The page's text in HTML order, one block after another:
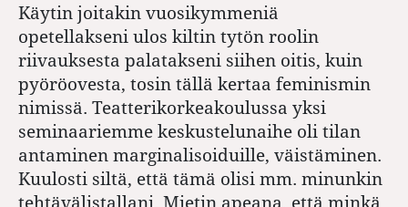
Käytin joitakin vuosikymmeniä
opetellakseni ulos kiltin tytön roolin
riivauksesta palatakseni siihen oitis, kuin
pyöröovesta, tosin tällä kertaa feminismin
nimissä. Teatterikorkeakoulussa yksi
seminaariemme keskustelunaihe oli tilan
antaminen marginalisoiduille, väistäminen.
Kuulosti siltä, että tämä olisi mm. minunkin
tehtävälistallani. Mietin apeana, että minkä